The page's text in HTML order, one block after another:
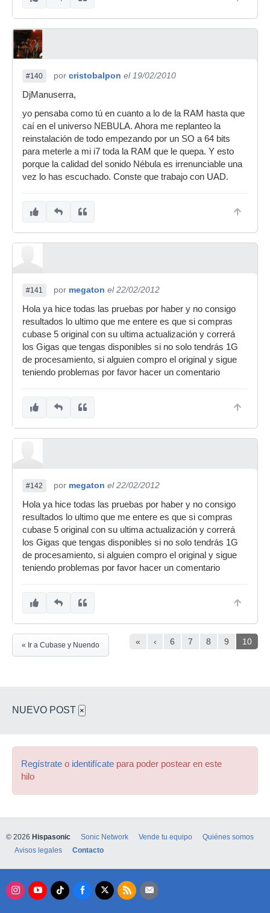
#140 por cristobalpon el 19/02/2010
DjManuserra,
yo pensaba como tú en cuanto a lo de la RAM hasta que
caí en el universo NEBULA. Ahora me replanteo la
reinstalación de todo empezando por un SO a 64 bits
para meterle a mi i7 toda la RAM que le quepa. Y esto
porque la calidad del sonido Nébula es irrenunciable una
vez lo has escuchado. Conste que trabajo con UAD.
#141 por megaton el 22/02/2012
Hola ya hice todas las pruebas por haber y no consigo
resultados lo ultimo que me entere es que si compras
cubase 5 original con su ultima actualización y correrá
los Gigas que tengas disponibles si no solo tendrás 1G
de procesamiento, si alguien compro el original y sigue
teniendo problemas por favor hacer un comentario
#142 por megaton el 22/02/2012
Hola ya hice todas las pruebas por haber y no consigo
resultados lo ultimo que me entere es que si compras
cubase 5 original con su ultima actualización y correrá
los Gigas que tengas disponibles si no solo tendrás 1G
de procesamiento, si alguien compro el original y sigue
teniendo problemas por favor hacer un comentario
« ‹ 6 7 8 9 10
« Ir a Cubase y Nuendo
NUEVO POST ×
Regístrate o identifícate para poder postear en este
hilo
© 2026 Hispasonic Sonic Network Vende tu equipo
Quiénes somos
Avisos legales
Contacto